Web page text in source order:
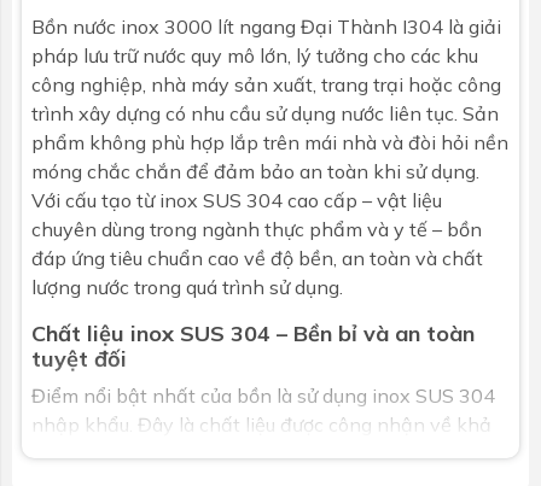
Bồn nước inox 3000 lít ngang Đại Thành I304 là giải
pháp lưu trữ nước quy mô lớn, lý tưởng cho các khu
công nghiệp, nhà máy sản xuất, trang trại hoặc công
trình xây dựng có nhu cầu sử dụng nước liên tục. Sản
phẩm không phù hợp lắp trên mái nhà và đòi hỏi nền
móng chắc chắn để đảm bảo an toàn khi sử dụng.
Với cấu tạo từ inox SUS 304 cao cấp – vật liệu
chuyên dùng trong ngành thực phẩm và y tế – bồn
đáp ứng tiêu chuẩn cao về độ bền, an toàn và chất
lượng nước trong quá trình sử dụng.
Chất liệu inox SUS 304 – Bền bỉ và an toàn
tuyệt đối
Điểm nổi bật nhất của bồn là sử dụng inox SUS 304
nhập khẩu. Đây là chất liệu được công nhận về khả
năng chống ăn mòn, không gỉ sét và độ bền cơ học